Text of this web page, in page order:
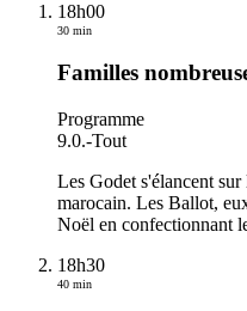
18h00
30 min
Familles
Programme
9.0.-Tout
Les Godet s'élancent sur
marocain. Les Ballot,
Noël en confectionnant
18h30
40 min